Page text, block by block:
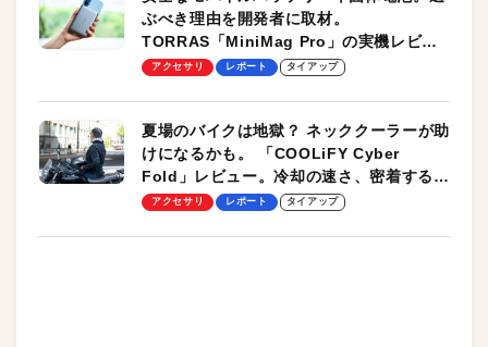
ぶべき理由を開発者に取材。
TORRAS「MiniMag Pro」の実機レビュ
ーも
アクセサリ レポート タイアップ
夏場のバイクは地獄？ ネッククーラーが助
けになるかも。 「COOLiFY Cyber
Fold」レビュー。冷却の速さ、密着する冷
却プレート、シンプルな操作性がグッド！
アクセサリ レポート タイアップ